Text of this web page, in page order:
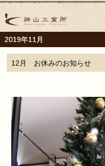
2019年11月
12月 お休みのお知らせ